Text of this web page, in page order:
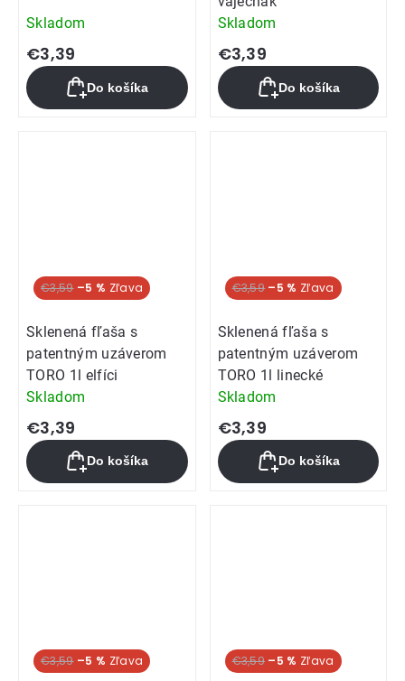
Skladom
€3,39
Do košíka
Skladom
€3,39
Do košíka
€3,59 –5 %
Sklenená fľaša s
patentným uzáverom
TORO 1l elfíci
Skladom
€3,39
Do košíka
€3,59 –5 %
Sklenená fľaša s
patentným uzáverom
TORO 1l linecké
Skladom
€3,39
Do košíka
€3,59 –5 % €3,59 –5 %